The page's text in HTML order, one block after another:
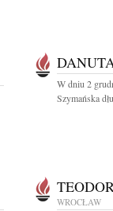
W dniu 2
Szymańska
WROCŁAW